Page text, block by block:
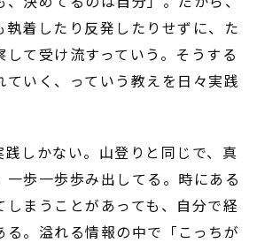
執着したり反発したりせずに、た
て受け流すっていう。そうする
ていく、っていう教えを日々実践
しかない。山登りと同じで、真
歩一歩歩み出してる。時にある
まうことがあっても、自分で経
。溢れる情報の中で「こっちが